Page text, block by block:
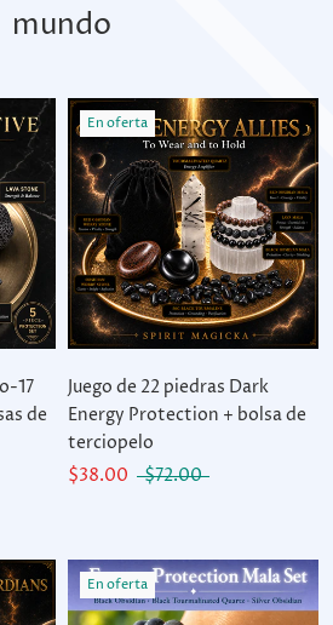
mundo
17
de
En oferta
Juego de 22 piedras Dark
Energy Protection + bolsa de
terciopelo
$38.00
$72.00
En oferta